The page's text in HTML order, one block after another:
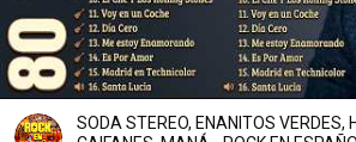
SODA STEREO, ENANITOS VERDES,